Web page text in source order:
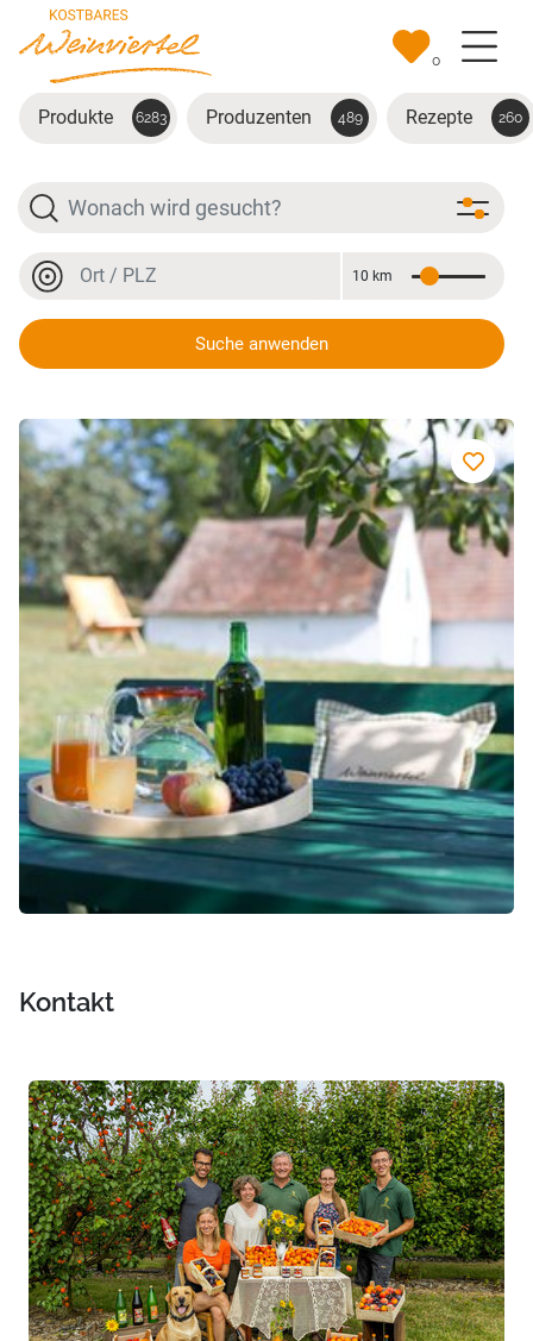
Zum Hauptinhalt springen
0
Produkte 6283 Produzenten 489 Rezepte 260
Suche
Ort oder PLZ
Entfernung
10 km
Suche anwenden
Apfel-Birne Chutney
Kontakt